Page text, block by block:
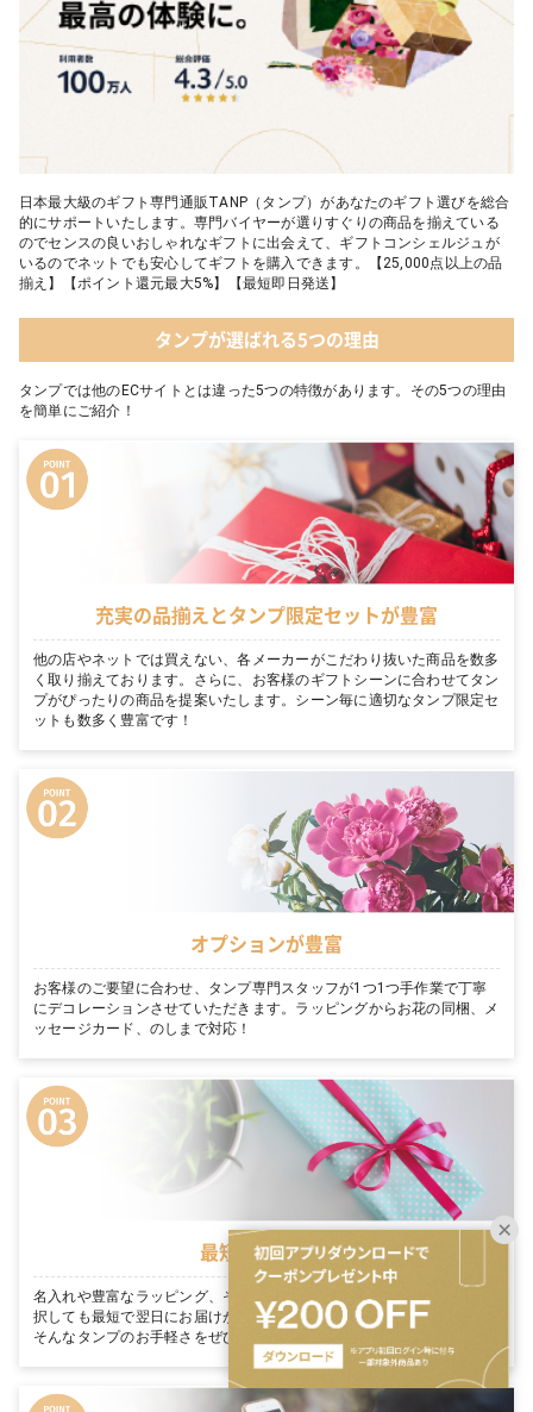
日本最大級のギフト専門通販TANP（タンプ）があなたのギフト選びを総合
的にサポートいたします。専門バイヤーが選りすぐりの商品を揃えている
のでセンスの良いおしゃれなギフトに出会えて、ギフトコンシェルジュが
いるのでネットでも安心してギフトを購入できます。【25,000点以上の品
揃え】【ポイント還元最大5%】【最短即日発送】
タンプが選ばれる5つの理由
タンプでは他のECサイトとは違った5つの特徴があります。その5つの理由
を簡単にご紹介！
充実の品揃えとタンプ限定セットが豊富
他の店やネットでは買えない、各メーカーがこだわり抜いた商品を数多
く取り揃えております。さらに、お客様のギフトシーンに合わせてタン
プがぴったりの商品を提案いたします。シーン毎に適切なタンプ限定セ
ットも数多く豊富です！
オプションが豊富
お客様のご要望に合わせ、タンプ専門スタッフが1つ1つ手作業で丁寧
にデコレーションさせていただきます。ラッピングからお花の同梱、メ
ッセージカード、のしまで対応！
最短翌日お届け
名入れや豊富なラッピング、そのまま渡せる完璧な装飾を たくさん選
択しても最短で翌日にお届けが可能です。「今日買って、明日届く」。
そんなタンプのお手軽さをぜひご体感ください。